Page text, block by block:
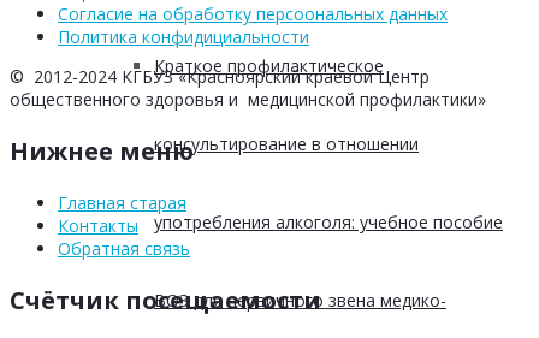
Краткое профилактическое
консультирование в отношении
употребления алкоголя: учебное пособие
ВОЗ для первичного звена медико-
Согласие на обработку персоональных данных
Политика конфидициальности
© 2012-2024 КГБУЗ «Красноярский краевой Центр
общественного здоровья и медицинской профилактики»
Нижнее меню
Главная старая
Контакты
Обратная связь
Счётчик посещаемости